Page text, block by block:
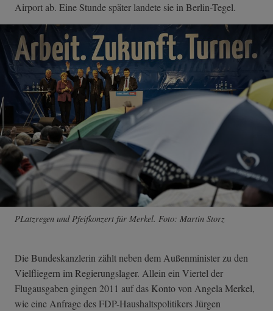
Airport ab. Eine Stunde später landete sie in Berlin-Tegel.
PLatzregen und Pfeifkonzert für Merkel. Foto: Martin Storz
Die Bundeskanzlerin zählt neben dem Außenminister zu den
Vielfliegern im Regierungslager. Allein ein Viertel der
Flugausgaben gingen 2011 auf das Konto von Angela Merkel,
wie eine Anfrage des FDP-Haushaltspolitikers Jürgen